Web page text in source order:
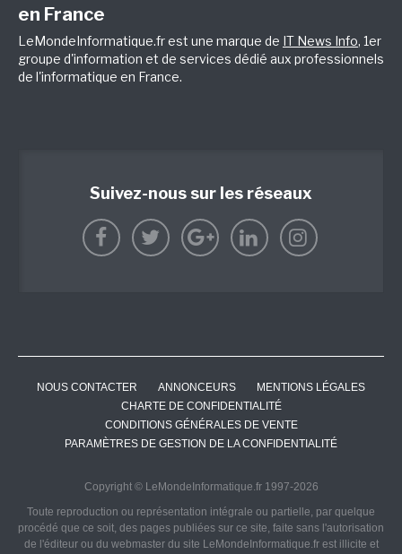
en France
LeMondeInformatique.fr est une marque de IT News Info, 1er
groupe d'information et de services dédié aux professionnels
de l'informatique en France.
Suivez-nous sur les réseaux
NOUS CONTACTER ANNONCEURS
MENTIONS LÉGALES
CHARTE DE CONFIDENTIALITÉ
CONDITIONS GÉNÉRALES DE VENTE
PARAMÈTRES DE GESTION DE LA CONFIDENTIALITÉ
Copyright © LeMondeInformatique.fr 1997-2026
Toute reproduction ou représentation intégrale ou partielle, par quelque
procédé que ce soit, des pages publiées sur ce site, faite sans l'autorisation
de l'éditeur ou du webmaster du site LeMondeInformatique.fr est illicite et